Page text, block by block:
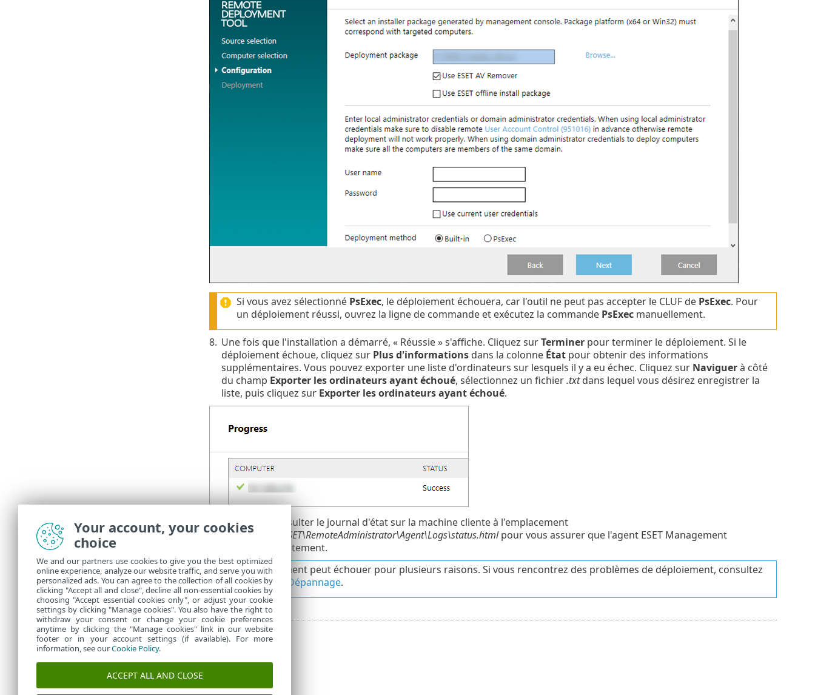
Si vous avez sélectionné PsExec, le déploiement échouera, car l'outil ne peut pas accepter le CLUF de PsExec. Pour
un déploiement réussi, ouvrez la ligne de commande et exécutez la commande PsExecmanuellement.
8. Une fois que l'installation a démarré, « Réussie » s'affiche. Cliquez surTerminerpour terminer le déploiement. Si le
déploiement échoue, cliquez sur Plus d'informationsdans la colonne Étatpour obtenir des informations
supplémentaires. Vous pouvez exporter une liste d'ordinateurs sur lesquels il y a eu échec. Cliquez sur Naviguerà côté
du champ Exporter les ordinateurs ayant échoué, sélectionnez un fichier.txtdans lequel vous désirez enregistrer la
liste, puis cliquez sur Exporter les ordinateurs ayant échoué.
Vous pouvez consulter le journal d'état sur la machine cliente à l'emplacement
C:\ProgramData\ESET\RemoteAdministrator\Agent\Logs\status.htmlpour vous assurer que l'agent ESET Management
fonctionne correctement.
Le déploiement peut échouer pour plusieurs raisons. Si vous rencontrez des problèmes de déploiement, consultez
lechapitre Dépannage.
Your account, your cookies
choice
We and our partners use cookies to give you the best optimized
online experience, analyze our website traffic, and serve you with
personalized ads. You can agree to the collection of all cookies by
clicking "Accept all and close", decline all non-essential cookies by
choosing "Accept essential cookies only", or adjust your cookie
settings by clicking "Manage cookies". You also have the right to
withdraw your consent or change your cookie preferences
anytime by clicking the "Manage cookies" link in our website
footer or in your account settings (if available). For more
information, see ourCookie Policy.
ACCEPT ALL AND CLOSE